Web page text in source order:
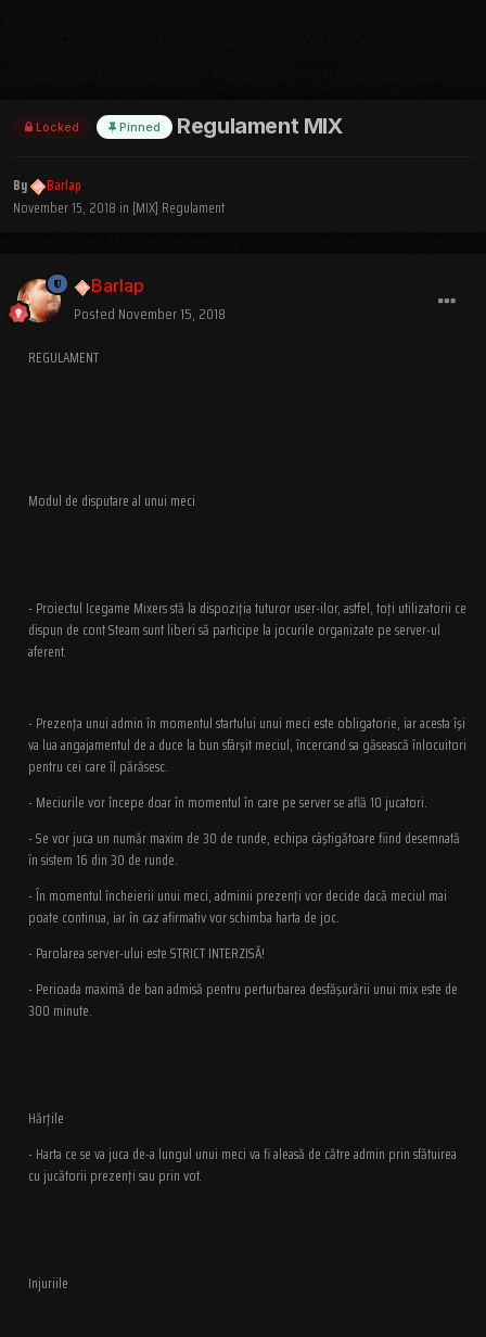
Locked Pinned Regulament MIX
By
Barlap
November 15, 2018 in [MIX] Regulament
Barlap
Posted November 15, 2018
REGULAMENT
Modul de disputare al unui meci
- Proiectul Icegame Mixers stă la dispoziţia tuturor user-ilor, astfel, toţi utilizatorii ce
dispun de cont Steam sunt liberi să participe la jocurile organizate pe server-ul
aferent.
- Prezenţa unui admin în momentul startului unui meci este obligatorie, iar acesta îşi
va lua angajamentul de a duce la bun sfârşit meciul, încercand sa găsească înlocuitori
pentru cei care îl părăsesc.
- Meciurile vor începe doar în momentul în care pe server se află 10 jucatori.
- Se vor juca un număr maxim de 30 de runde, echipa câştigătoare fiind desemnată
în sistem 16 din 30 de runde.
- În momentul încheierii unui meci, adminii prezenţi vor decide dacă meciul mai
poate continua, iar în caz afirmativ vor schimba harta de joc.
- Parolarea server-ului este STRICT INTERZISĂ!
- Perioada maximă de ban admisă pentru perturbarea desfăşurării unui mix este de
300 minute.
Hărţile
- Harta ce se va juca de-a lungul unui meci va fi aleasă de către admin prin sfătuirea
cu jucătorii prezenţi sau prin vot.
Injuriile